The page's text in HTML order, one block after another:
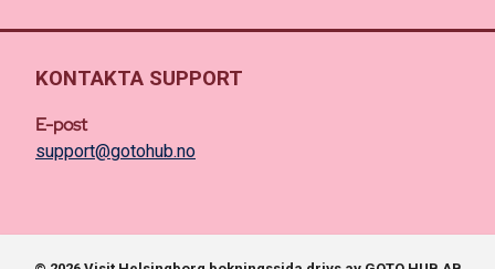
KONTAKTA SUPPORT
E-post
support@gotohub.no